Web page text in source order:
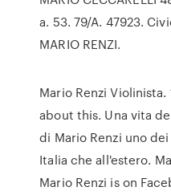
a. 53. 79/A. 47923.
MARIO RENZI.
Mario Renzi Violinista.
about this. Una vita
di Mario Renzi uno
Italia che all'estero.
Mario Renzi is on